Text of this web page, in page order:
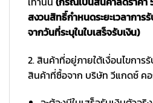
สงวนสิทธิ์กำหนดระยะเวลาการ
จากวันที่ระบุในใบเสร็จรับเงิน)
2. สินค้าที่อยู่ภายใต้เงื่อนไขการ
สินค้าที่ซื้อจาก บริษัท วีแกดซ์ คอ